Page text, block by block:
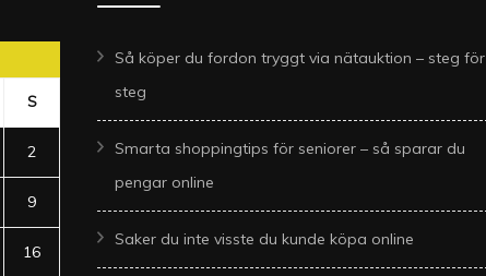
S
2
9
16
Så köper du fordon tryggt via nätauktion – steg för
steg
Smarta shoppingtips för seniorer – så sparar du
pengar online
Saker du inte visste du kunde köpa online